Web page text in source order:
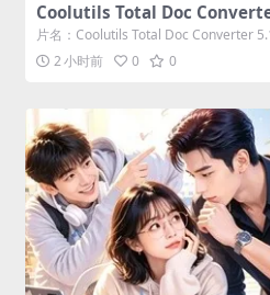
Coolutils Total Doc
1.0.410.0
片名：Coolutils Total Doc Converter
4...
2 小时前 0 0